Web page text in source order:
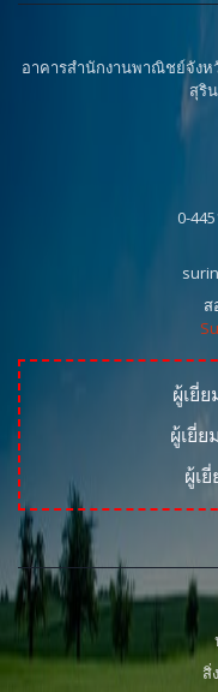
อาคารสำนักงานพาณิชย์จังห
สุริ
0-
ส
ผู้เยี่
ผู้เยี่
ผู้เ
สิ่